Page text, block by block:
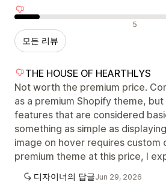
부정적인 리뷰 5
모든 리뷰
THE HOUSE OF HEARTHLYS
Not worth the premium price.
as a premium Shopify theme,
features that are considered
something as simple as
image on hover requires custom
premium theme at this price, I
디자이너의 답글Jun 29, 2026